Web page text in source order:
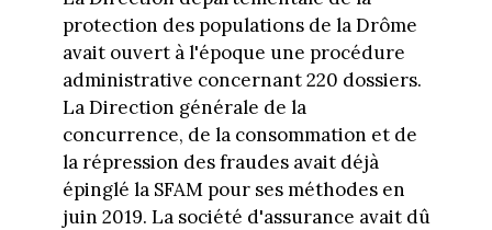
protection des populations de la Drôme
avait ouvert à l'époque une procédure
administrative concernant 220 dossiers.
La Direction générale de la
concurrence, de la consommation et de
la répression des fraudes avait déjà
épinglé la SFAM pour ses méthodes en
juin 2019. La société d'assurance avait dû